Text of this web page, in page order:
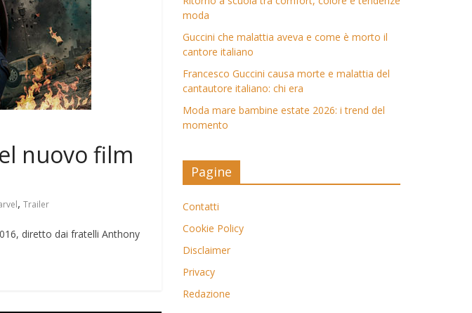
nuovo film
, Trailer
diretto dai fratelli Anthony
moda
Guccini che malattia aveva e come è morto il
cantore italiano
Francesco Guccini causa morte e malattia del
cantautore italiano: chi era
Moda mare bambine estate 2026: i trend del
momento
Pagine
Contatti
Cookie Policy
Disclaimer
Privacy
Redazione